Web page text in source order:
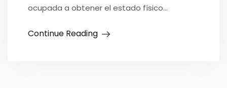
ocupada a obtener el estado físico…
Continue Reading